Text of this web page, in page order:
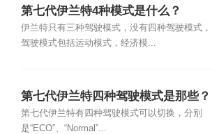
第七代伊兰特4种模式是什么？
伊兰特只有三种驾驶模式，没有四种驾驶模式，
驾驶模式包括运动模式，经济模...
第七代伊兰特四种驾驶模式是那些？
第七代伊兰特有四种驾驶模式可以切换，分别
是“ECO”、“Normal”...